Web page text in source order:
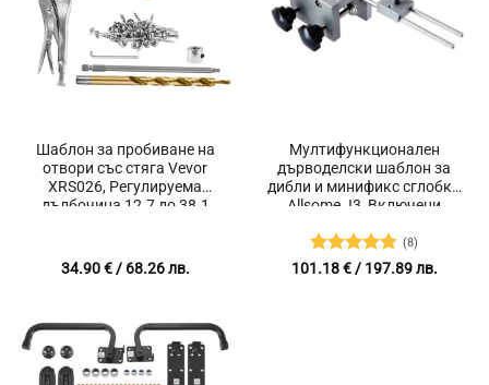
Шаблон за пробиване на
отвори със стяга Vevor
XRS026, Регулируема
дълбочина 12.7 до 38.1
дървени конструкции
34.90€/ 68.26 лв.
Мултифункционален
дърводелски шаблон за
дибли и минификс сглобки
Allsome J3, Включени
алуминий
Оценено с
(8)
101.18€/ 197.89 лв.